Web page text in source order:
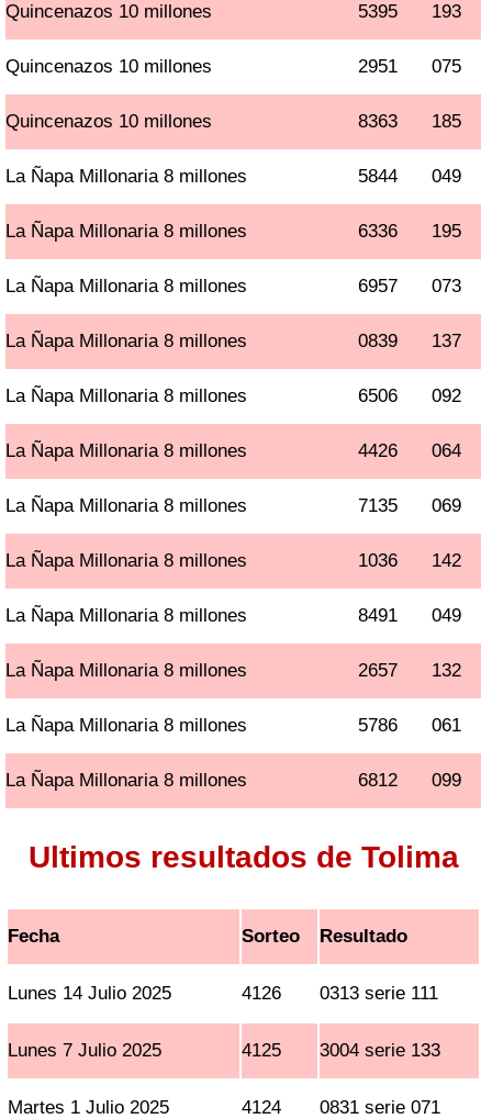
Quincenazos 10 millones 5395 193
Quincenazos 10 millones 2951 075
Quincenazos 10 millones 8363 185
La Ñapa Millonaria 8 millones 5844 049
La Ñapa Millonaria 8 millones 6336 195
La Ñapa Millonaria 8 millones 6957 073
La Ñapa Millonaria 8 millones 0839 137
La Ñapa Millonaria 8 millones 6506 092
La Ñapa Millonaria 8 millones 4426 064
La Ñapa Millonaria 8 millones 7135 069
La Ñapa Millonaria 8 millones 1036 142
La Ñapa Millonaria 8 millones 8491 049
La Ñapa Millonaria 8 millones 2657 132
La Ñapa Millonaria 8 millones 5786 061
La Ñapa Millonaria 8 millones 6812 099
Ultimos resultados de Tolima
Fecha Sorteo Resultado
Lunes 14 Julio 2025 4126 0313 serie 111
Lunes 7 Julio 2025 4125 3004 serie 133
Martes 1 Julio 2025 4124 0831 serie 071